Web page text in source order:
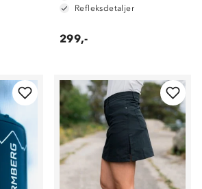
Refleksdetaljer
299,-